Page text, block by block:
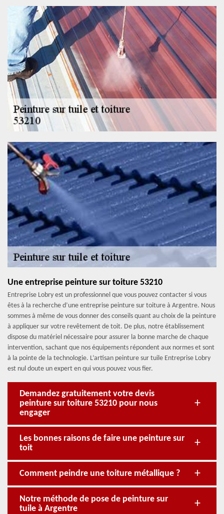
Une entreprise peinture sur toiture 53210
Entreprise Lobry est un professionnel que vous pouvez contacter si vous
êtes à la recherche d’une entreprise peinture sur toiture à Argentre. Nous
sommes à même de vous donner des conseils quant au choix de la peinture
à appliquer sur votre revêtement de toit. De plus, notre établissement
dispose du matériel nécessaire pour assurer la bonne marche de chaque
intervention, sachant que nos équipements répondent aux normes et sont
à la pointe de la technologie. L’artisan peinture sur tuile Entreprise Lobry
est nul doute un expert en qui vous pouvez vous fier.
Demandez gratuitement votre devis
peinture sur toiture 53210 pour nous
engager
Les bonnes raisons de faire une peinture sur
toit
Comment peindre une toiture métallique ?
Notre méthode de pose de peinture sur
tuile à Argentre